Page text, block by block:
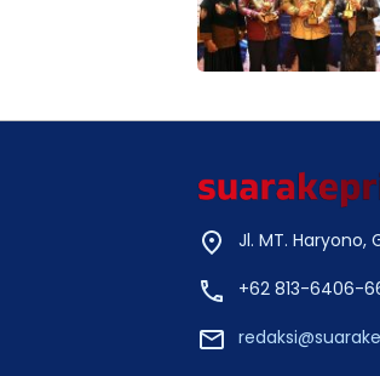
Jl. MT. Haryono,
+62 813-6406-